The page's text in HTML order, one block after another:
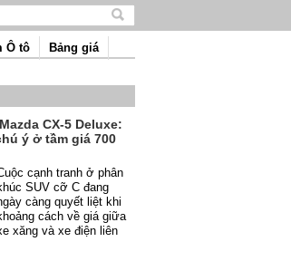
Tìm
nội
Ô tô
Bảng giá
CX-5 Deluxe:
ý ở tầm giá 700
cạnh tranh ở phân
SUV cỡ C đang
càng quyết liệt khi
cách về giá giữa
xăng và xe điện liên